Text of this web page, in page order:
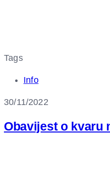
Tags
Info
30/11/2022
Obavijest o kvaru